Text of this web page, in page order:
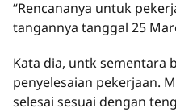
“Rencananya untuk
tangannya tanggal 25
Kata dia, untk sementara
penyelesaian pekerjaan.
selesai sesuai dengan